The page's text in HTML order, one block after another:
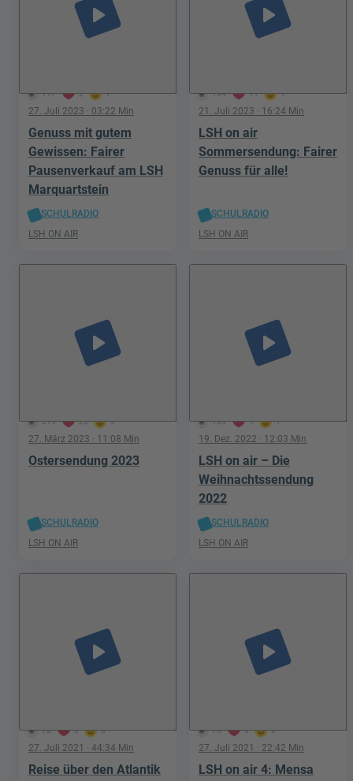
117 2 1
play_arrow
27. Juli 2023 · 03:22 Min
Genuss mit gutem
Gewissen: Fairer
Pausenverkauf am LSH
Marquartstein
SCHULRADIO
LSH ON AIR
134 11 1
play_arrow
21. Juli 2023 · 16:24 Min
LSH on air
Sommersendung: Fairer
Genuss für alle!
SCHULRADIO
LSH ON AIR
219 23 5
play_arrow
27. März 2023 · 11:08 Min
Ostersendung 2023
SCHULRADIO
LSH ON AIR
183 9 1
play_arrow
19. Dez. 2022 · 12:03 Min
LSH on air – Die
Weihnachtssendung
2022
SCHULRADIO
LSH ON AIR
72 3 0
play_arrow
27. Juli 2021 · 44:34 Min
Reise über den Atlantik
74 8 0
play_arrow
27. Juli 2021 · 22:42 Min
LSH on air 4: Mensa